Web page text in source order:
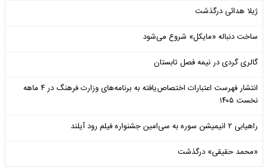
ژیلا هدائی درگذشت
ساخت دنباله «مایکل» شروع می‌شود
گالری گردی در نیمه فصل تابستان
انتشار فهرست اعتبارات اختصاص‌یافته به برنامه‌های وزارت فرهنگ در ۴ ماهه
نخست ۱۴۰۵
راهیابی ۲ انیمیشن سوره به سی‌امین جشنواره فیلم رود آیلند
«محمد حقیقی» درگذشت